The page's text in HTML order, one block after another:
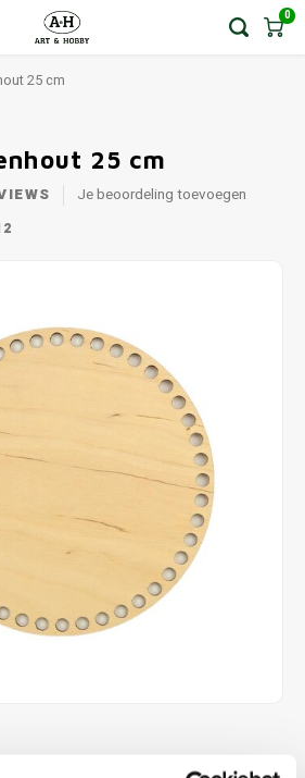
0
25 cm
25 cm
Je beoordeling toevoegen